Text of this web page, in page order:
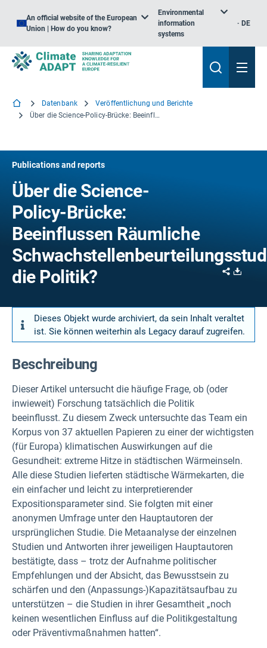
An official website of the European
Union | How do you know?
Environmental
information
systems
DE
Datenbank
Veröffentlichung und Berichte
Über die Science-Policy-Brücke: Beeinflussen Räumliche Schwachstellenbeurteilungsstudien die Politik?
Publications and reports
Über die Science-
Policy-Brücke:
Beeinflussen Räumliche
die Politik?
Share
Dieses Objekt wurde archiviert, da sein Inhalt veraltet
ist. Sie können weiterhin als Legacy darauf zugreifen.
Beschreibung
Dieser Artikel untersucht die häufige Frage, ob (oder
inwieweit) Forschung tatsächlich die Politik
beeinflusst. Zu diesem Zweck untersuchte das Team ein
Korpus von 37 aktuellen Papieren zu einer der wichtigsten
(für Europa) klimatischen Auswirkungen auf die
Gesundheit: extreme Hitze in städtischen Wärmeinseln.
Alle diese Studien lieferten städtische Wärmekarten, die
ein einfacher und leicht zu interpretierender
Expositionsparameter sind. Sie folgten mit einer
anonymen Umfrage unter den Hauptautoren der
ursprünglichen Studie. Die Metaanalyse der einzelnen
Studien und Antworten ihrer jeweiligen Hauptautoren
bestätigte, dass – trotz der Aufnahme politischer
Empfehlungen und der Absicht, das Bewusstsein zu
schärfen und den (Anpassungs-)Kapazitätsaufbau zu
unterstützen – die Studien in ihrer Gesamtheit „noch
keinen wesentlichen Einfluss auf die Politikgestaltung
oder Präventivmaßnahmen hatten“.